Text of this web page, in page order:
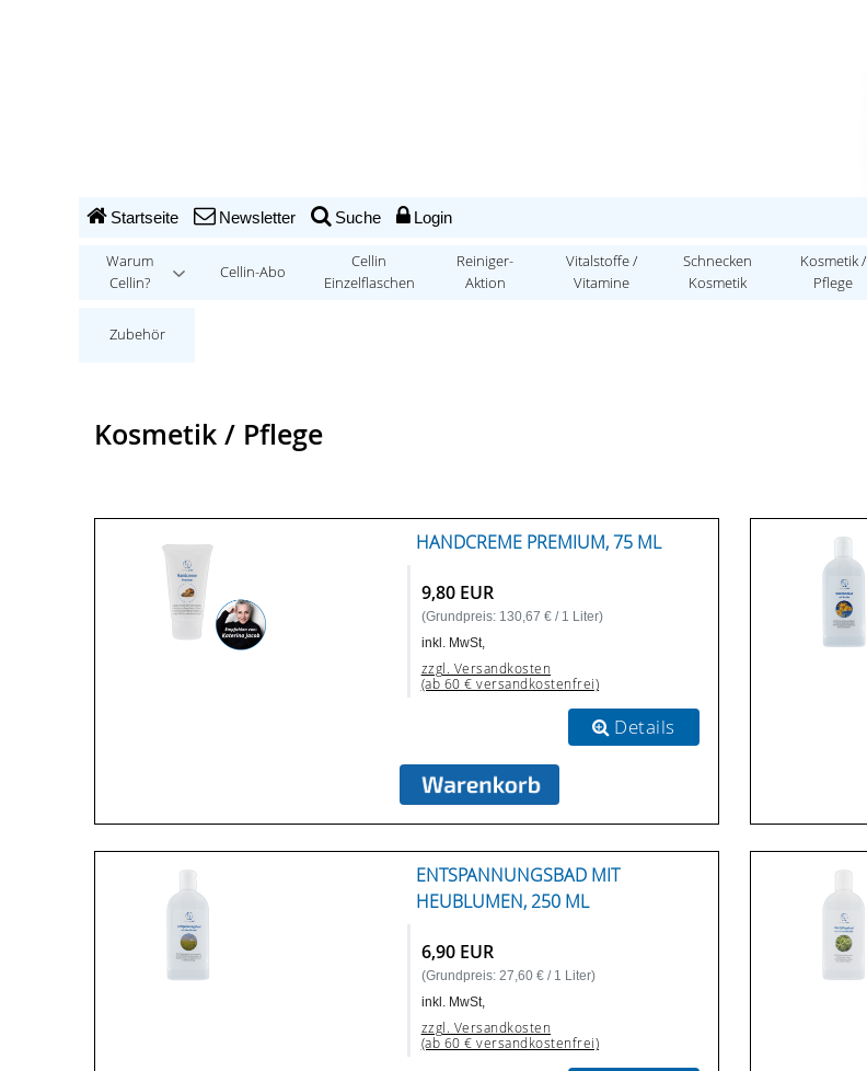
Startseite Newsletter Suche Login
Warum
Cellin?
Cellin-Abo
Cellin
Einzelflaschen
Reiniger-
Aktion
Vitalstoffe /
Vitamine
Schnecken
Kosmetik
Kosmetik /
Pflege
Zubehör
Kosmetik / Pflege
HANDCREME PREMIUM, 75 ML
9,80 EUR
(Grundpreis: 130,67 € / 1 Liter)
inkl. MwSt,
zzgl. Versandkosten
(ab 60 € versandkostenfrei)
Details
ENTSPANNUNGSBAD MIT
HEUBLUMEN, 250 ML
6,90 EUR
(Grundpreis: 27,60 € / 1 Liter)
inkl. MwSt,
zzgl. Versandkosten
(ab 60 € versandkostenfrei)